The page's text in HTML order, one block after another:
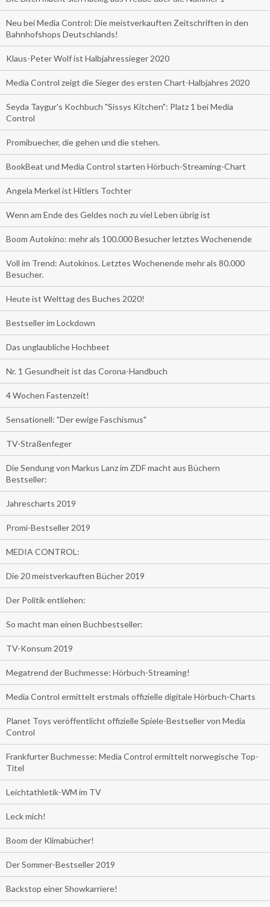
Neu bei Media Control: Die meistverkauften Zeitschriften in den
Bahnhofshops Deutschlands!
Klaus-Peter Wolf ist Halbjahressieger 2020
Media Control zeigt die Sieger des ersten Chart-Halbjahres 2020
Seyda Taygur's Kochbuch "Sissys Kitchen": Platz 1 bei Media
Control
Promibuecher, die gehen und die stehen.
BookBeat und Media Control starten Hörbuch-Streaming-Chart
Angela Merkel ist Hitlers Tochter
Wenn am Ende des Geldes noch zu viel Leben übrig ist
Boom Autokino: mehr als 100.000 Besucher letztes Wochenende
Voll im Trend: Autokinos. Letztes Wochenende mehr als 80.000
Besucher.
Heute ist Welttag des Buches 2020!
Bestseller im Lockdown
Das unglaubliche Hochbeet
Nr. 1 Gesundheit ist das Corona-Handbuch
4 Wochen Fastenzeit!
Sensationell: "Der ewige Faschismus"
TV-Straßenfeger
Die Sendung von Markus Lanz im ZDF macht aus Büchern
Bestseller:
Jahrescharts 2019
Promi-Bestseller 2019
MEDIA CONTROL:
Die 20 meistverkauften Bücher 2019
Der Politik entliehen:
So macht man einen Buchbestseller:
TV-Konsum 2019
Megatrend der Buchmesse: Hörbuch-Streaming!
Media Control ermittelt erstmals offizielle digitale Hörbuch-Charts
Planet Toys veröffentlicht offizielle Spiele-Bestseller von Media
Control
Frankfurter Buchmesse: Media Control ermittelt norwegische Top-
Titel
Leichtathletik-WM im TV
Leck mich!
Boom der Klimabücher!
Der Sommer-Bestseller 2019
Backstop einer Showkarriere!